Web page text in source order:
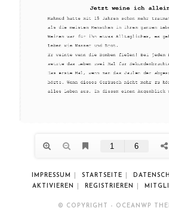
IMPRESSUM STARTSEITE
AKTIVIEREN
REGISTRIEREN
© COPYRIGHT - OCEANWP